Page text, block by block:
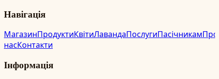
Навігація
МагазинПродуктиКвітиЛавандаПослугиПасічникамПро
насКонтакти
Інформація